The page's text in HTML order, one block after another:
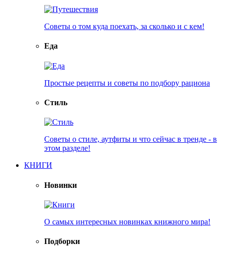
Советы о том куда поехать, за сколько и с кем!
Еда
Простые рецепты и советы по подбору рациона
Стиль
Советы о стиле, аутфиты и что сейчас в тренде - в
этом разделе!
КНИГИ
Новинки
О самых интересных новинках книжного мира!
Подборки